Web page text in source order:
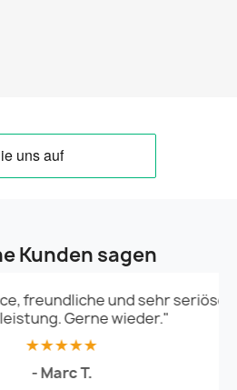
Kunden sagen
freundliche und sehr seriöse
Gerne wieder."
★★★★★
- Marc T.